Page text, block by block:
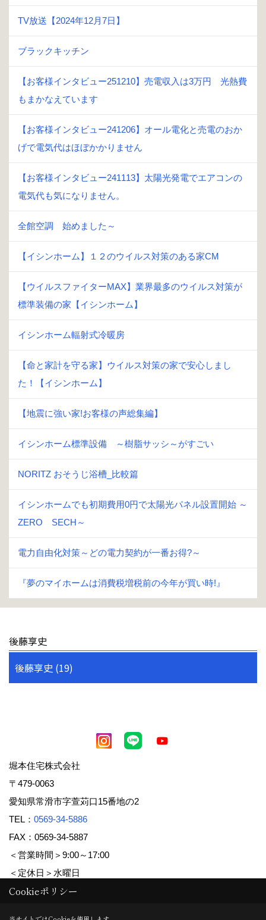
TV放送【2024年12月7日】
ブラックキッチン
【お客様インタビュー251210】売電収入は3万円 光熱費
もまかなえています
【お客様インタビュー241206】オール電化と売電のおか
げで電気代はほぼかかりません
【お客様インタビュー241113】太陽光発電でエアコンの
電気代も気になりません。
全館空調 始めました～
【イシンホーム】１２のウイルス対策のある家CM
【ウイルスファイターMAX】業界最多のウイルス対策が
標準装備の家【イシンホーム】
イシンホーム輻射式冷暖房
【命と家計を守る家】ウイルス対策の家で安心しまし
た！【イシンホーム】
【地震に強い家!お客様の声総集編】
イシンホーム標準設備 ～樹脂サッシ～がすごい
NORITZ おそうじ浴槽_比較篇
イシンホームでも初期費用0円で太陽光パネル設置開始 ～
ZERO SECH～
電力自由化対策～どの電力契約が一番お得?～
『夢のマイホームは消費税増税前の今年が買い時!』
後藤享史
後藤享史 (19)
堀本住宅株式会社
〒479-0063
愛知県常滑市字萱苅口15番地の2
TEL： 0569-34-5886
FAX：0569-34-5887
＜営業時間＞9:00～17:00
＜定休日＞水曜日
Copyright (c) 堀本住宅株式会社. All Rights Reserved.
Cookieポリシー